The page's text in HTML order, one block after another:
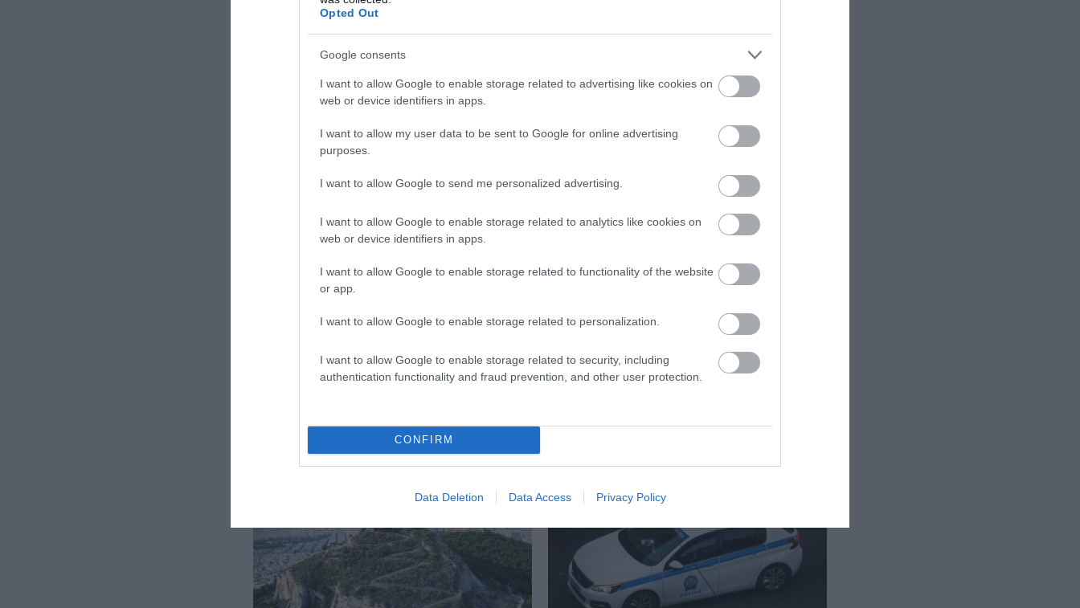
Opted Out
Google consents
I want to allow Google to enable storage related to advertising like cookies on
web or device identifiers in apps.
I want to allow my user data to be sent to Google for online advertising
purposes.
I want to allow Google to send me personalized advertising.
I want to allow Google to enable storage related to analytics like cookies on
web or device identifiers in apps.
I want to allow Google to enable storage related to functionality of the website
or app.
I want to allow Google to enable storage related to personalization.
I want to allow Google to enable storage related to security, including
authentication functionality and fraud prevention, and other user protection.
CONFIRM
Data Deletion Data Access Privacy Policy
Δείτε μας ζωντανά στο
Εσωτερική Ασφάλεια